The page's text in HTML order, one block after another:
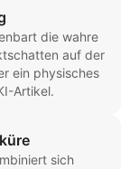
die wahre
auf der
ein physisches
Artikel.
sich